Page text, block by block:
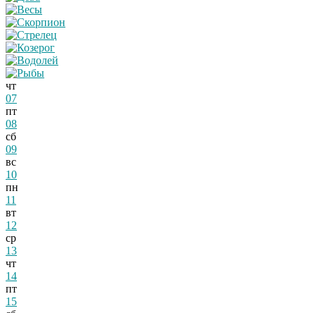
чт
07
пт
08
сб
09
вс
10
пн
11
вт
12
ср
13
чт
14
пт
15